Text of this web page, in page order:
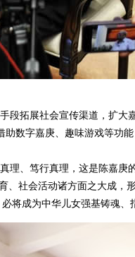
拓展社会宣传渠道，扩大
数字嘉庚、趣味游戏等功
、笃行真理，这是陈嘉庚的
社会活动诸方面之大成，
将成为中华儿女强基铸魂、